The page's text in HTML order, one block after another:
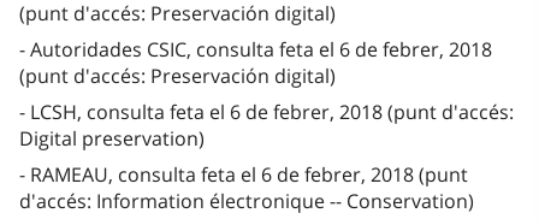
(punt d'accés: Preservación digital)
Autoridades CSIC, consulta feta el 6 de febrer, 2018
(punt d'accés: Preservación digital)
LCSH, consulta feta el 6 de febrer, 2018 (punt d'accés:
Digital preservation)
RAMEAU, consulta feta el 6 de febrer, 2018 (punt
d'accés: Information électronique -- Conservation)